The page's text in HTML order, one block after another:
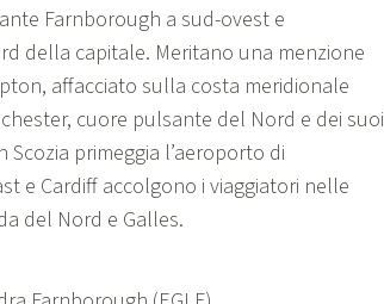
Farnborough a sud-ovest e
della capitale. Meritano una menzione
affacciato sulla costa meridionale
cuore pulsante del Nord e dei suoi
primeggia l’aeroporto di
e Cardiff accolgono i viaggiatori nelle
del Nord e Galles.